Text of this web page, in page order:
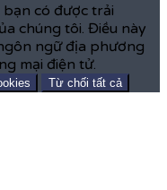
có được trải
chúng tôi. Điều này
ngữ địa phương
mại điện tử.
Từ chối tất cả